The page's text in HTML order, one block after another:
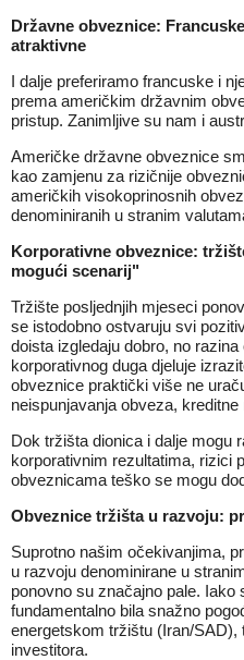
Državne obveznice:
atraktivne
I dalje preferiramo francuske i
prema američkim državnim
pristup. Zanimljive su nam i
Američke državne obveznice
kao zamjenu za rizičnije
američkih visokoprinosnih
denominiranih u stranim
Korporativne obveznice:
mogući scenarij"
Tržište posljednjih mjeseci
se istodobno ostvaruju svi
doista izgledaju dobro, no
korporativnog duga djeluje
obveznice praktički više ne
neispunjavanja obveza,
Dok tržišta dionica i dalje mogu
korporativnim rezultatima, rizici
obveznicama teško se mogu
Obveznice tržišta u razvoju:
Suprotno našim očekivanjima,
u razvoju denominirane u
ponovno su značajno pale. Iako
fundamentalno bila snažno
energetskom tržištu (Iran/SAD),
investitora.